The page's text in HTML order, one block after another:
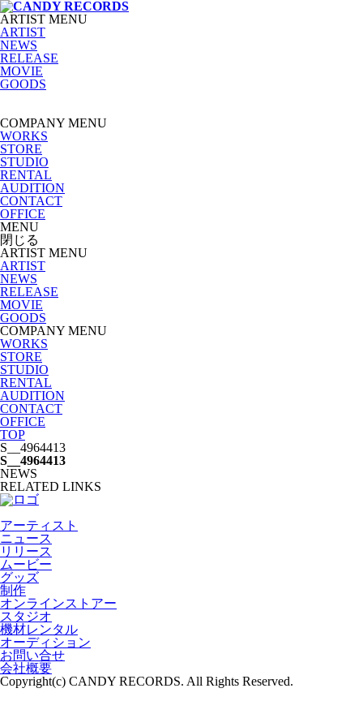
ARTIST MENU
ARTIST
NEWS
RELEASE
MOVIE
GOODS
COMPANY MENU
WORKS
STORE
STUDIO
RENTAL
AUDITION
CONTACT
OFFICE
MENU
閉じる
ARTIST MENU
ARTIST
NEWS
RELEASE
MOVIE
GOODS
COMPANY MENU
WORKS
STORE
STUDIO
RENTAL
AUDITION
CONTACT
OFFICE
TOP
S__4964413
S__4964413
NEWS
RELATED LINKS
アーティスト
ニュース
リリース
ムービー
グッズ
制作
オンラインストアー
スタジオ
機材レンタル
オーディション
お問い合せ
会社概要
Copyright(c) CANDY RECORDS. All Rights Reserved.